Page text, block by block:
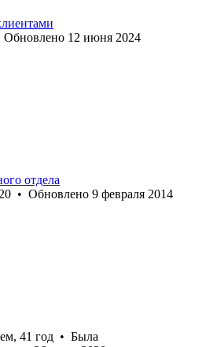
Обновлено 12 июня 2024
отдела
• Обновлено 9 февраля 2014
, 41 год • Была